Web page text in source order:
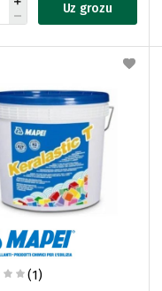
Uz grozu
(1)